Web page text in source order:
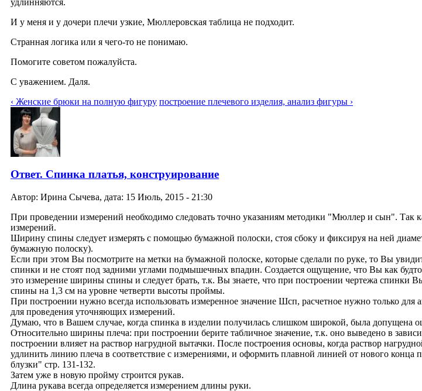
удлинняются.
И у меня и у дочери плечи узкие, Мюллеровская таблица не подходит.
Странная логика или я чего-то не понимаю.
Помогите советом пожалуйста.
С уважением. Даля.
‹ Женские брюки на полную фигуру построение плечевого изделия, анализ фигуры ›
Ответ. Спинка платья, конструирование
Автор: Ирина Сычева, дата: 15 Июль, 2015 - 21:30
При проведении измерений необходимо следовать точно указаниям методики "Мюллер и сын". Так
измерений.
Ширину спины следует измерять с помощью бумажной полоски, стоя сбоку и фиксируя на ней
бумажную полоску).
Если при этом Вы посмотрите на метки на бумажной полоске, которые сделали по руке, то Вы
спинки и не стоят под задними углами подмышечных впадин. Создается ощущение, что Вы как
это измерение ширины спины и следует брать, т.к. Вы знаете, что при построении чертежа
спины на 1,3 см на уровне четверти высоты проймы.
При построении нужно всегда использовать измеренное значение Шсп, расчетное нужно только для
для проведения уточняющих измерений.
Думаю, что в Вашем случае, когда спинка в изделии получилась слишком широкой, была допущена
Относительно ширины плеча: при построении берите табличное значение, т.к. оно выведено в
построении влияет на раствор нагрудной вытачки. После построения основы, когда раствор
удлинить линию плеча в соответствие с измерениями, и оформить плавной линией от нового
блузки" стр. 131-132.
Затем уже в новую пройму строится рукав.
Длина рукава всегда определяется измерением длины руки.